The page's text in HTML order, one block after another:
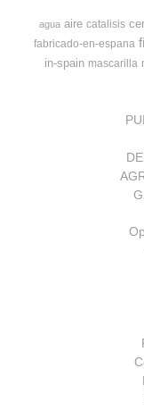
agua aire catalisis
fabricado-en-espana
in-spain mascarilla